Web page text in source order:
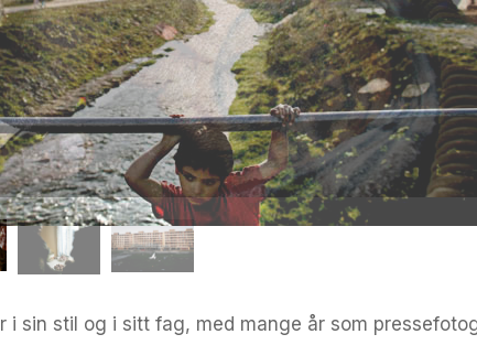
i sin stil og i sitt fag, med mange år som